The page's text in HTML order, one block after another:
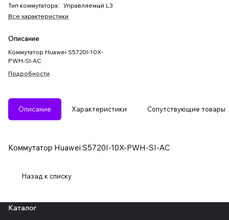
Тип коммутатора : Управляемый L3
Все характеристики
Описание
Коммутатор Huawei S5720I-10X-
PWH-SI-AC
Подробности
Описание Характеристики Сопутствующие товары
Коммутатор Huawei S5720I-10X-PWH-SI-AC
Назад к списку
Каталог